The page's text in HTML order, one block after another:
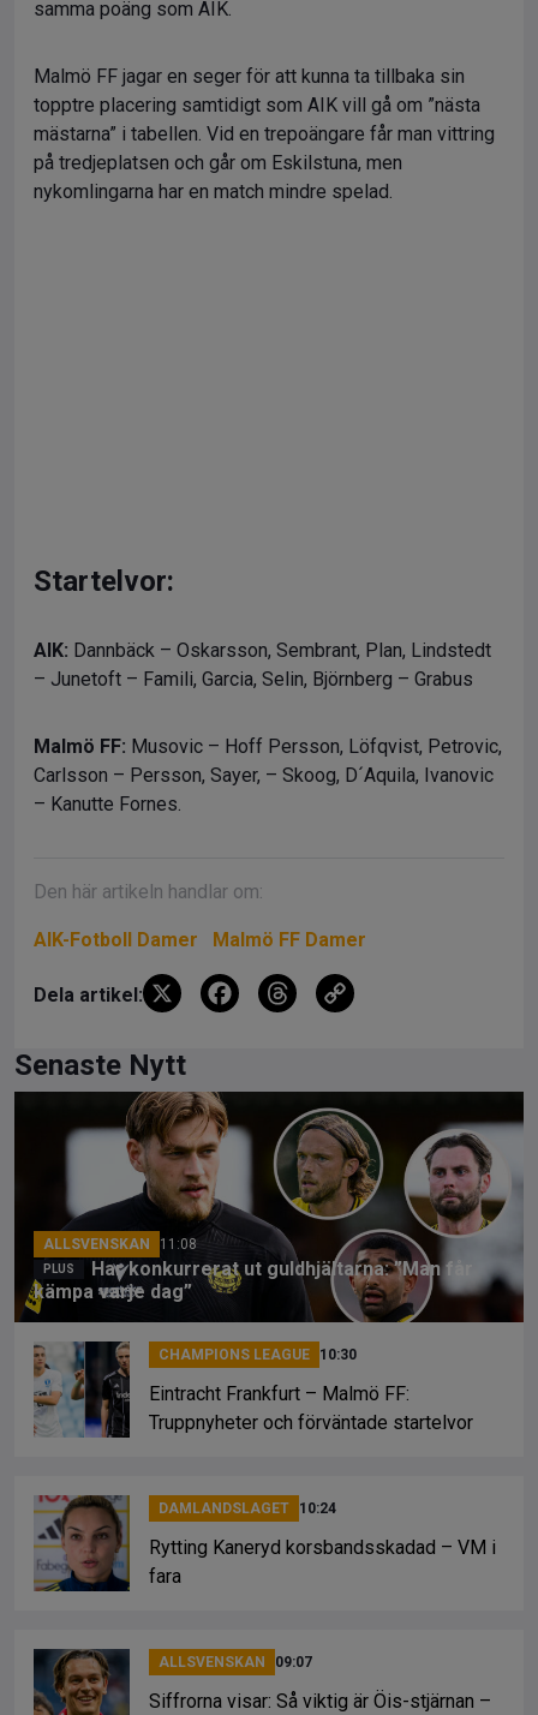
samma poäng som AIK.
Malmö FF jagar en seger för att kunna ta tillbaka sin
topptre placering samtidigt som AIK vill gå om ”nästa
mästarna” i tabellen. Vid en trepoängare får man vittring
på tredjeplatsen och går om Eskilstuna, men
nykomlingarna har en match mindre spelad.
Startelvor:
AIK: Dannbäck – Oskarsson, Sembrant, Plan, Lindstedt
– Junetoft – Famili, Garcia, Selin, Björnberg – Grabus
Malmö FF: Musovic – Hoff Persson, Löfqvist, Petrovic,
Carlsson – Persson, Sayer, – Skoog, D´Aquila, Ivanovic
– Kanutte Fornes.
Den här artikeln handlar om:
AIK-Fotboll Damer Malmö FF Damer
Dela artikel: X
F
o
k
T
a
d
s
Li
n
k
Senaste Nytt
ALLSVENSKAN 11:08
Har konkurrerat ut guldhjältarna: ”Man får
kämpa varje dag”
CHAMPIONS LEAGUE 10:30
Eintracht Frankfurt – Malmö FF:
Truppnyheter och förväntade startelvor
DAMLANDSLAGET 10:24
Rytting Kaneryd korsbandsskadad – VM i
fara
ALLSVENSKAN 09:07
Siffrorna visar: Så viktig är Öis-stjärnan –